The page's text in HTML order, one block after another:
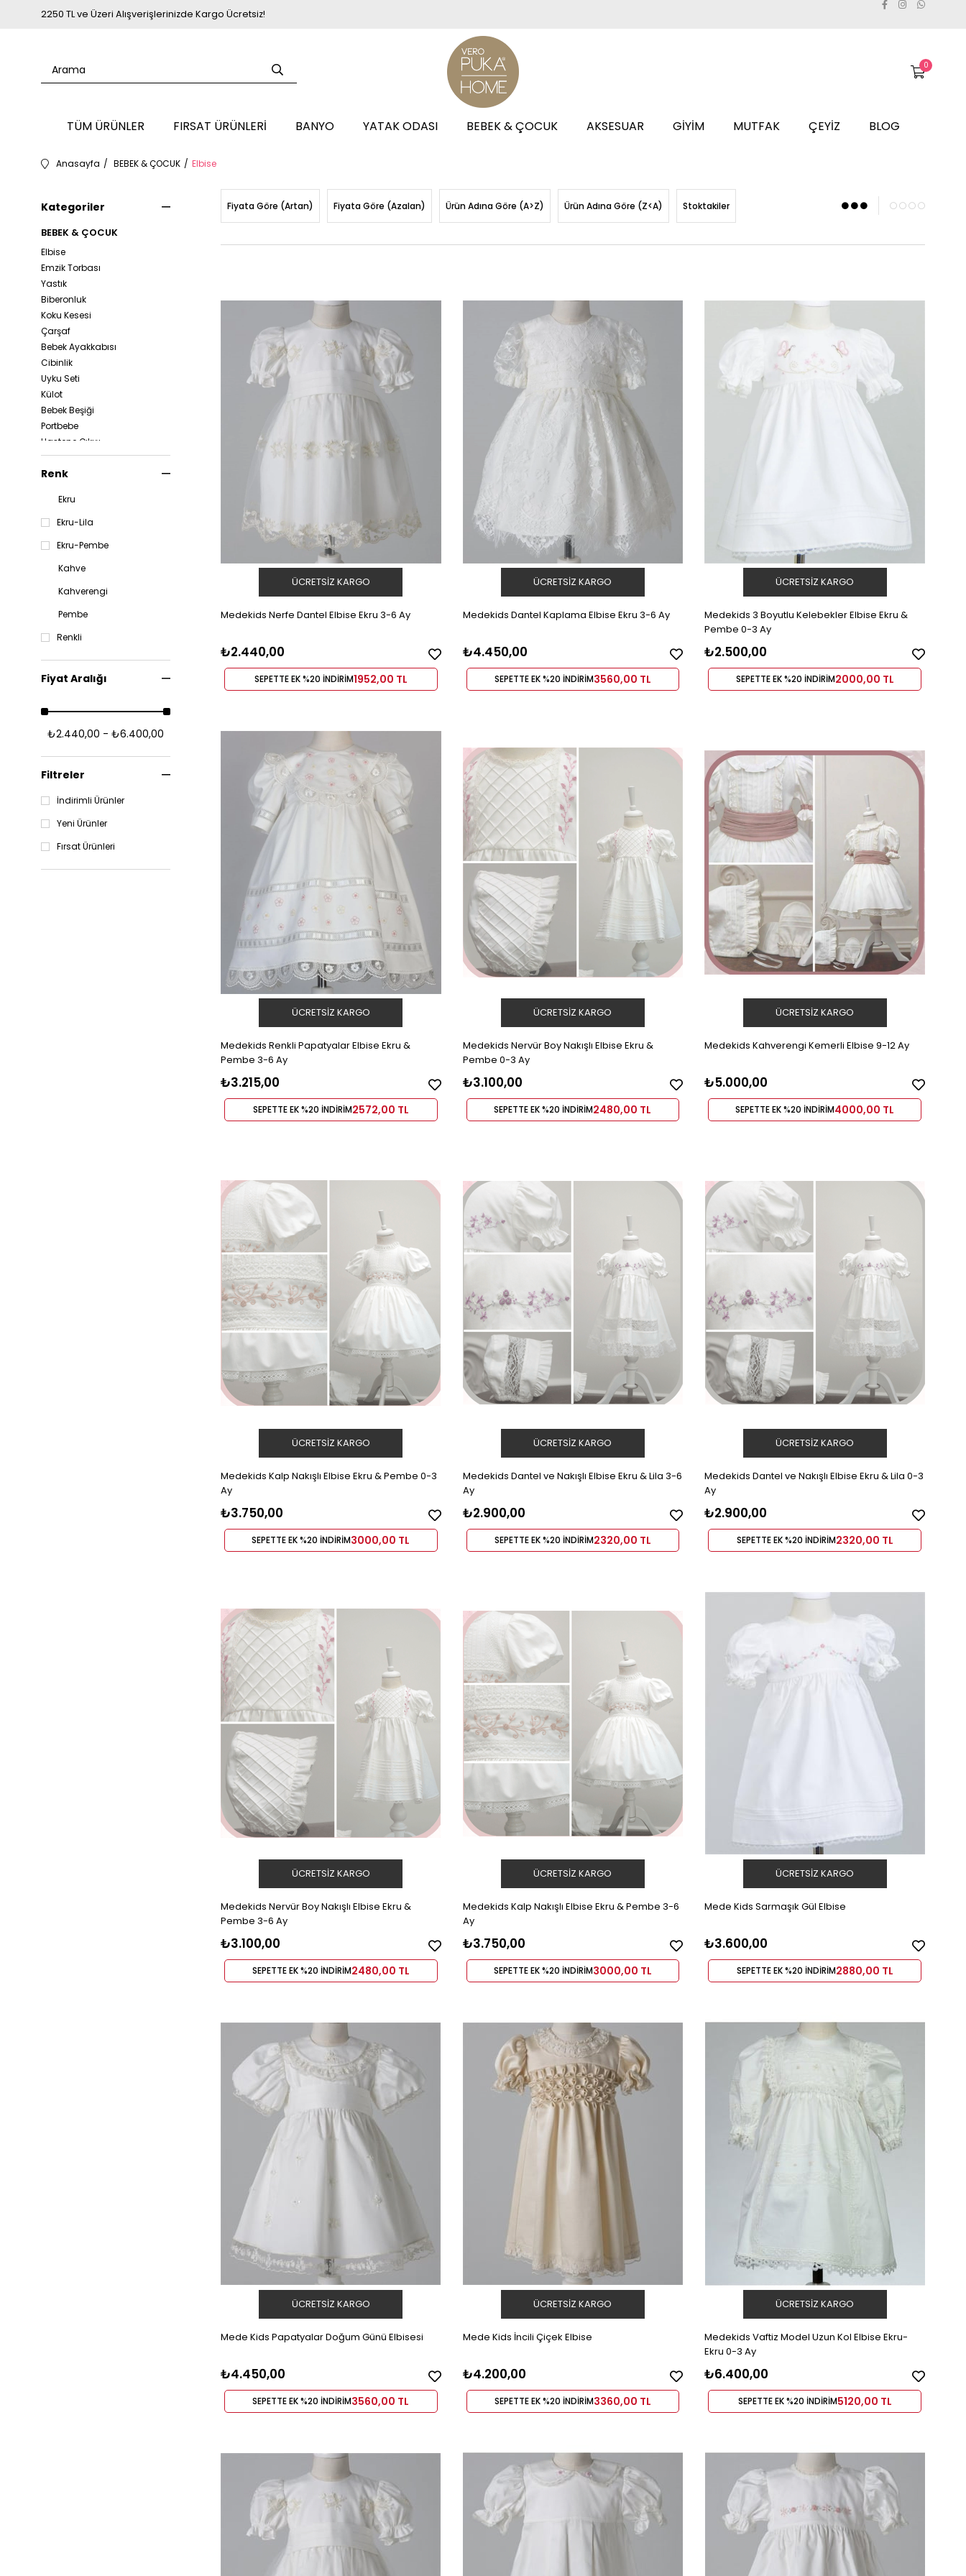
2250 TL ve Üzeri Alışverişlerinizde Kargo Ücretsiz!
0
TÜM ÜRÜNLER FIRSAT ÜRÜNLERİ BANYO YATAK ODASI BEBEK & ÇOCUK AKSESUAR GİYİM MUTFAK ÇEYİZ BLOG
Anasayfa BEBEK & ÇOCUK Elbise
Kategoriler
BEBEK & ÇOCUK
Elbise
Emzik Torbası
Yastık
Biberonluk
Koku Kesesi
Çarşaf
Bebek Ayakkabısı
Cibinlik
Uyku Seti
Külot
Bebek Beşiği
Portbebe
Hastene Çıkışı
Zıbın
Tulum
Havlu
Nevresim Takımı
Panço
Yatak Örtüsü
Yastık Kılıfı
Önlük
Renk
Ekru
Ekru-Lila
Ekru-Pembe
Kahve
Kahverengi
Pembe
Renkli
Fiyat Aralığı
₺2.440,00 - ₺6.400,00
Filtreler
İndirimli Ürünler
Yeni Ürünler
Fırsat Ürünleri
Fiyata Göre (Artan) Fiyata Göre (Azalan) Ürün Adına Göre (A>Z) Ürün Adına Göre (Z<A) Stoktakiler
Medekids Nerfe Dantel Elbise Ekru 3-6 Ay
₺2.440,00
SEPETTE EK %20 İNDİRİM1952,00 TL
ÜCRETSIZ KARGO
Medekids Dantel Kaplama Elbise Ekru 3-6 Ay
₺4.450,00
SEPETTE EK %20 İNDİRİM3560,00 TL
ÜCRETSIZ KARGO
Medekids 3 Boyutlu Kelebekler Elbise Ekru &
Pembe 0-3 Ay
₺2.500,00
SEPETTE EK %20 İNDİRİM2000,00 TL
ÜCRETSIZ KARGO
Medekids Renkli Papatyalar Elbise Ekru &
Pembe 3-6 Ay
₺3.215,00
SEPETTE EK %20 İNDİRİM2572,00 TL
ÜCRETSIZ KARGO
Medekids Nervür Boy Nakışlı Elbise Ekru &
Pembe 0-3 Ay
₺3.100,00
SEPETTE EK %20 İNDİRİM2480,00 TL
ÜCRETSIZ KARGO
Medekids Kahverengi Kemerli Elbise 9-12 Ay
₺5.000,00
SEPETTE EK %20 İNDİRİM4000,00 TL
ÜCRETSIZ KARGO
Medekids Kalp Nakışlı Elbise Ekru & Pembe 0-3
Ay
₺3.750,00
SEPETTE EK %20 İNDİRİM3000,00 TL
ÜCRETSIZ KARGO
Medekids Dantel ve Nakışlı Elbise Ekru & Lila 3-6
Ay
₺2.900,00
SEPETTE EK %20 İNDİRİM2320,00 TL
ÜCRETSIZ KARGO
Medekids Dantel ve Nakışlı Elbise Ekru & Lila 0-3
Ay
₺2.900,00
SEPETTE EK %20 İNDİRİM2320,00 TL
ÜCRETSIZ KARGO
Medekids Nervür Boy Nakışlı Elbise Ekru &
Pembe 3-6 Ay
₺3.100,00
SEPETTE EK %20 İNDİRİM2480,00 TL
ÜCRETSIZ KARGO
Medekids Kalp Nakışlı Elbise Ekru & Pembe 3-6
Ay
₺3.750,00
SEPETTE EK %20 İNDİRİM3000,00 TL
ÜCRETSIZ KARGO
Mede Kids Sarmaşık Gül Elbise
₺3.600,00
SEPETTE EK %20 İNDİRİM2880,00 TL
ÜCRETSIZ KARGO
Mede Kids Papatyalar Doğum Günü Elbisesi
₺4.450,00
SEPETTE EK %20 İNDİRİM3560,00 TL
ÜCRETSIZ KARGO
Mede Kids İncili Çiçek Elbise
₺4.200,00
SEPETTE EK %20 İNDİRİM3360,00 TL
ÜCRETSIZ KARGO
Medekids Vaftiz Model Uzun Kol Elbise Ekru-
Ekru 0-3 Ay
₺6.400,00
SEPETTE EK %20 İNDİRİM5120,00 TL
ÜCRETSIZ KARGO